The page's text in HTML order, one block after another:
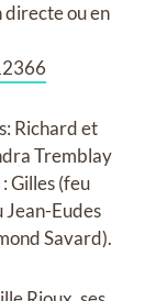
ou en
Richard et
Tremblay
Gilles (feu
Eudes
Savard).